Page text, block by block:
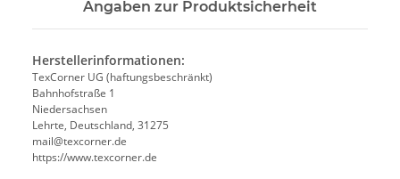
Angaben zur Produktsicherheit
Herstellerinformationen:
TexCorner UG (haftungsbeschränkt)
Bahnhofstraße 1
Niedersachsen
Lehrte, Deutschland, 31275
mail@texcorner.de
https://www.texcorner.de